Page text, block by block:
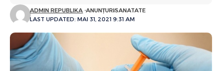
LAST UPDATED: MAI 31, 2021 9:31 AM
ADMIN REPUBLIKA ANUNȚURISANATATE